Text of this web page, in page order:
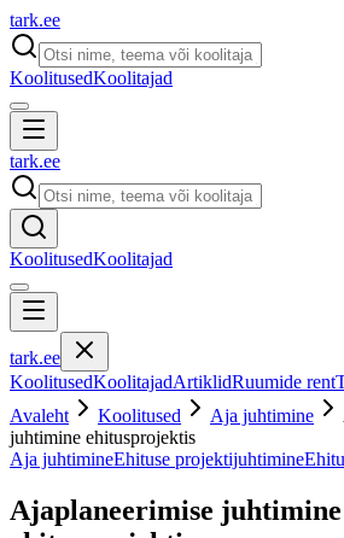
tark.ee
KoolitusedKoolitajad
tark.ee
KoolitusedKoolitajad
tark.ee
KoolitusedKoolitajadArtiklidRuumide rent
Avaleht
Koolitused Aja juhtimine
juhtimine ehitusprojektis
Aja juhtimineEhituse projektijuhtimine
Ajaplaneerimise juhtimine